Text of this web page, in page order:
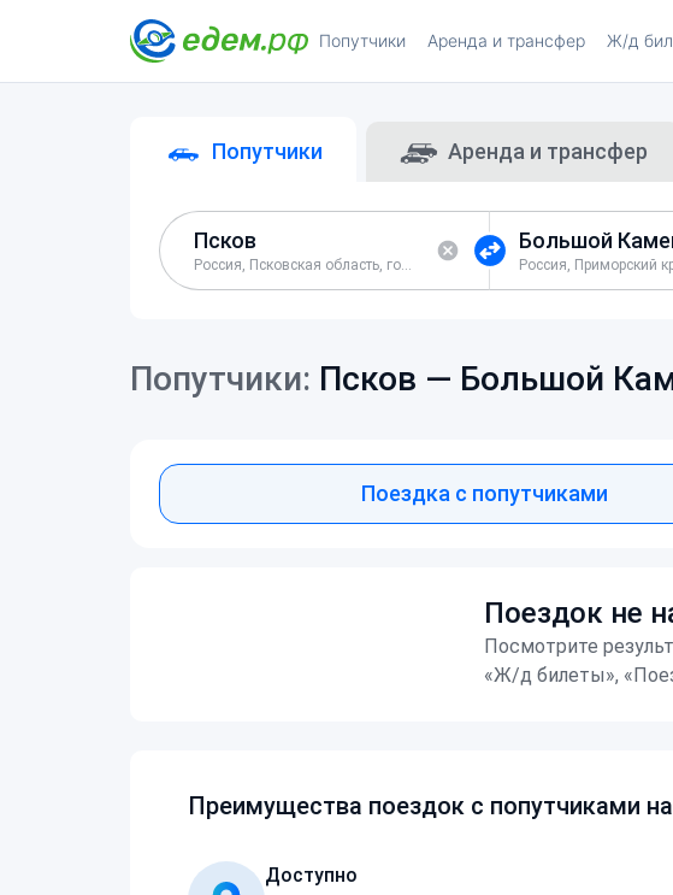
Попутчики Аренда и трансфер Ж/д
Попутчики Аренда и трансфер
Россия, Псковская область, город Псков
Попутчики: Псков — Большой
Поездка с попутчиками
Поездок не
Посмотрите
«Ж/д билеты»,
Преимущества поездок с попутчиками
Доступно